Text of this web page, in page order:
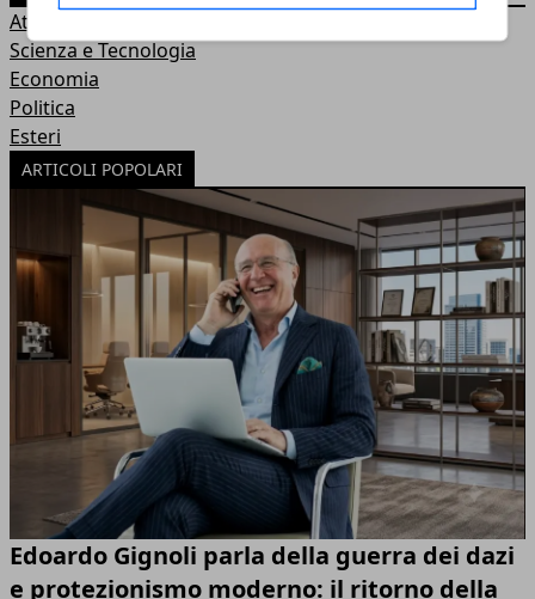
Attualità
Scienza e Tecnologia
Economia
Politica
Esteri
ARTICOLI POPOLARI
Edoardo Gignoli parla della guerra dei dazi
e protezionismo moderno: il ritorno della